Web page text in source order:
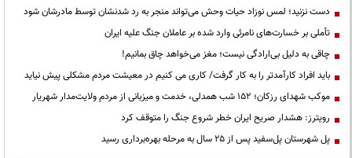
دست نزنید؛ لمس نوزاد حیات وحش می‌تواند منجر به رد شدنشان توسط مادرشان شود
تأملی بر خسارت‌های نامرئی وارد شده بر عاملان جنگ علیه ایران
چاقی به دلیل بی‌ارادگی نیست؛ مغز می‌خواهد چاق بمانیم!
باید افراد کارآمدتر را به کار گرفت/ کاری می کنیم در معیشت مردم مشکلی پیش نیاید
موکب شهدای رزکان؛ ۱۵۲ شب همدلی، خدمت و میزبانی از مردم ولایت‌مدار شهریار
رویترز: هشدار صریح ایران خطر شروع جنگ را متوقف کرد
پل شهرستان پل‌سفید پس از ۲۵ سال به مرحله بهره‌برداری رسید